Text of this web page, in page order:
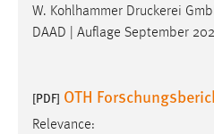
W. Kohlhammer Druckerei
DAAD | Auflage September
[PDF] OTH
Relevance: